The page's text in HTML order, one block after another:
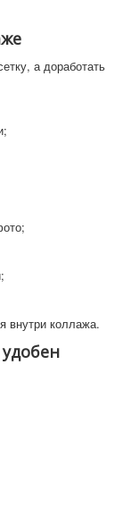
а доработать
внутри коллажа.